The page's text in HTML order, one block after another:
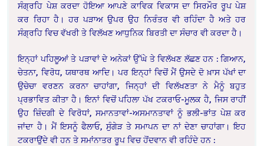
ਸੰਗ੍ਰਹਿ ਪੇਸ਼ ਕਰਦਾ ਹੋਇਆ ਆਪਣੇ ਕਾਵਿਕ ਵਿਕਾਸ ਦਾ ਸਿਰਮੌਰ ਰੂਪ ਪੇਸ਼
ਕਰ ਰਿਹਾ ਹੈ। ਹਰ ਪੜਾਅ ਉਪਰ ਉਹ ਨਿਰੰਤਰ ਵੀ ਰਹਿੰਦਾ ਹੈ ਅਤੇ ਹਰ
ਸੰਗ੍ਰਹਿ ਵਿਚ ਵੱਖਰੀ ਤੇ ਵਿਲੱਖਣ ਆਧੁਨਿਕ ਬਿਰਤੀ ਦਾ ਸੰਚਾਰ ਵੀ ਕਰਦਾ ਹੈ।
ਇਨ੍ਹਾਂ ਪਹਿਲੂਆਂ ਤੇ ਪੜਾਵਾਂ ਦੇ ਅਨੇਕਾਂ ਉੱਘੇ ਤੇ ਵਿਲੱਖਣ ਲੱਛਣ ਹਨ : ਗਿਆਨ,
ਚੇਤਨਾ, ਵਿਰੋਧ, ਯਥਾਰਥ ਆਦਿ। ਪਰ ਇਨ੍ਹਾਂ ਵਿਚੋਂ ਮੈਂ ਉਸਦੇ ਦੋ ਖ਼ਾਸ ਪੱਖਾਂ ਦਾ
ਉਚੇਚਾ ਵਰਣਨ ਕਰਨਾ ਚਾਹਾਂਗਾ, ਜਿਨ੍ਹਾਂ ਦੀ ਵਿਲੱਖਣਤਾ ਨੇ ਮੈਨੂੰ ਬਹੁਤ
ਪ੍ਰਭਾਵਿਤ ਕੀਤਾ ਹੈ। ਇਨਾਂ ਵਿਚੋਂ ਪਹਿਲਾ ਪੱਖ ਟਕਰਾਓ-ਮੂਲਕ ਹੈ, ਜਿਸ ਰਾਹੀਂ
ਉਹ ਜ਼ਿੰਦਗੀ ਦੇ ਵਿਰੋਧਾਂ, ਸਮਾਨਤਾਵਾਂ-ਅਸਮਾਨਤਾਵਾਂ ਨੂੰ ਭਲੀ-ਭਾਂਤ ਪੇਸ਼ ਕਰ
ਜਾਂਦਾ ਹੈ। ਮੈਂ ਇਸਨੂੰ ਫੈਲਾਓ, ਸੁੰਗੇੜ ਤੇ ਸਮਾਪਨ ਦਾ ਨਾਂ ਦੇਣਾ ਚਾਹਾਂਗਾ। ਇਹ
ਟਕਰਾਉਂਦੇ ਵੀ ਹਨ ਤੇ ਸਮਾਂਨਾਤਰ ਰੂਪ ਵਿਚ ਹੋਂਦਵਾਨ ਵੀ ਰਹਿੰਦੇ ਹਨ :